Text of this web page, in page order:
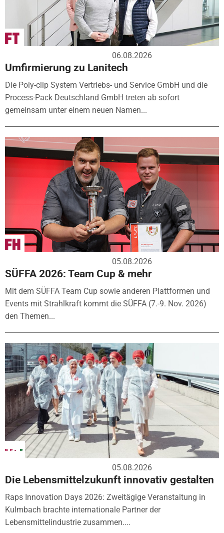
06.08.2026
Umfirmierung zu Lanitech
Die Poly-clip System Vertriebs- und Service GmbH und die
Process-Pack Deutschland GmbH treten ab sofort
gemeinsam unter einem neuen Namen...
05.08.2026
SÜFFA 2026: Team Cup & mehr
Mit dem SÜFFA Team Cup sowie anderen Plattformen und
Events mit Strahlkraft kommt die SÜFFA (7.-9. Nov. 2026)
den Themen...
05.08.2026
Die Lebensmittelzukunft innovativ gestalten
Raps Innovation Days 2026: Zweitägige Veranstaltung in
Kulmbach brachte internationale Partner der
Lebensmittelindustrie zusammen....